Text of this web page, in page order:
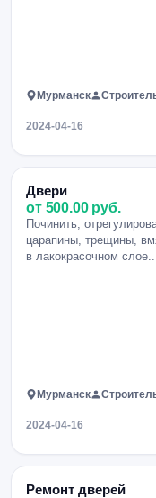
Мурманск
2024-04-16
Двери
от 500.00 руб.
Починить,
царапины, трещины,
в лакокрасочном
Мурманск
2024-04-16
Ремонт дверей